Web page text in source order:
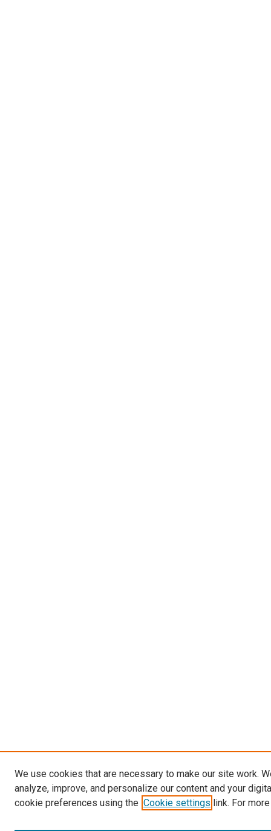
We use cookies that are necessary to make our site work.
analyze, improve, and personalize our content and your
cookie preferences using the Cookie settings link. For